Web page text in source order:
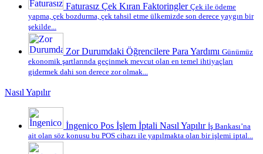
Faturasız Çek Kıran Faktoringler Çek ile ödeme
yapma, çek bozdurma, çek tahsil etme ülkemizde son derece yaygın bir
şekilde...
Zor Durumdaki Öğrencilere Para Yardımı Günümüz
ekonomik şartlarında geçinmek mevcut olan en temel ihtiyaçları
gidermek dahi son derece zor olmak...
Nasıl Yapılır
İngenico Pos İşlem İptali Nasıl Yapılır İş Bankası’na
ait olan söz konusu bu POS cihazı ile yapılmakta olan bir işlemi iptal...